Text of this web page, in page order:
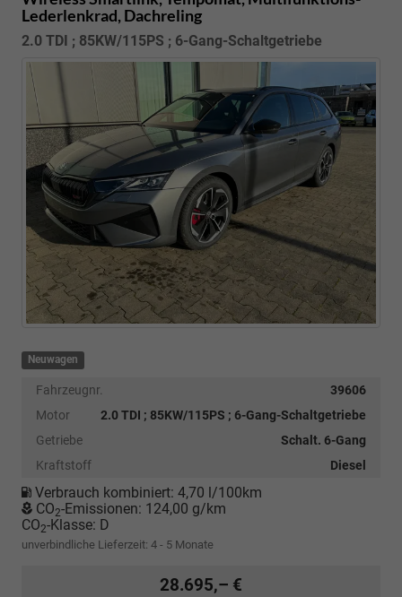
Lederlenkrad, Dachreling
2.0 TDI ; 85KW/115PS ; 6-Gang-Schaltgetriebe
Neuwagen
Fahrzeugnr.
39606
Motor
2.0 TDI ; 85KW/115PS ; 6-Gang-Schaltgetriebe
Getriebe
Schalt. 6-Gang
Kraftstoff
Diesel
Verbrauch kombiniert: 4,70 l/100km
CO2-Emissionen: 124,00 g/km
CO2-Klasse: D
unverbindliche Lieferzeit: 4 - 5 Monate
28.695,– €